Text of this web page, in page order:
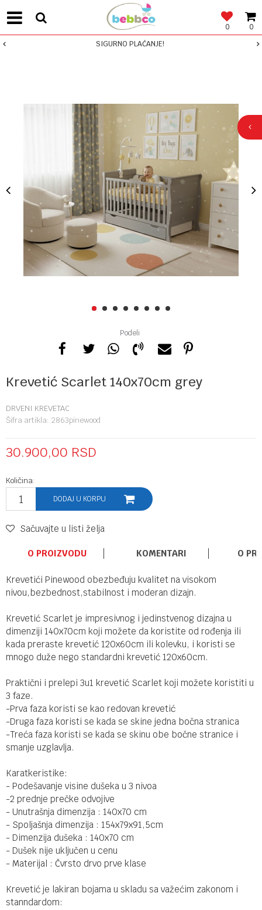
0
0
SIGURNO PLAĆANJE!
1 2 3 4 5 6 7 8
Podeli
Krevetić Scarlet 140x70cm grey
DRVENI KREVETAC
Šifra artikla: 2863pinewood
30.900,00 RSD
Količina:
DODAJ U KORPU
Sačuvajte u listi želja
O PROIZVODU KOMENTARI O
Krevetići Pinewood obezbeđuju kvalitet na visokom
nivou,bezbednost,stabilnost i moderan dizajn.
Krevetić Scarlet je impresivnog i jedinstvenog dizajna u
dimenziji 140x70cm koji možete da koristite od rođenja ili
kada preraste krevetić 120x60cm ili kolevku, i koristi se
mnogo duže nego standardni krevetić 120x60cm.
Praktični i prelepi 3u1 krevetić Scarlet koji možete koristiti u
3 faze.
-Prva faza koristi se kao redovan krevetić
-Druga faza koristi se kada se skine jedna bočna stranica
-Treća faza koristi se kada se skinu obe bočne stranice i
smanje uzglavlja.
Karatkeristike:
- Podešavanje visine dušeka u 3 nivoa
-2 prednje prečke odvojive
- Unutrašnja dimenzija : 140x70 cm
- Spoljašnja dimenzija : 154x79x91,5cm
- Dimenzija dušeka : 140x70 cm
- Dušek nije uključen u cenu
- Materijal : Čvrsto drvo prve klase
Krevetić je lakiran bojama u skladu sa važećim zakonom i
stanndardom: